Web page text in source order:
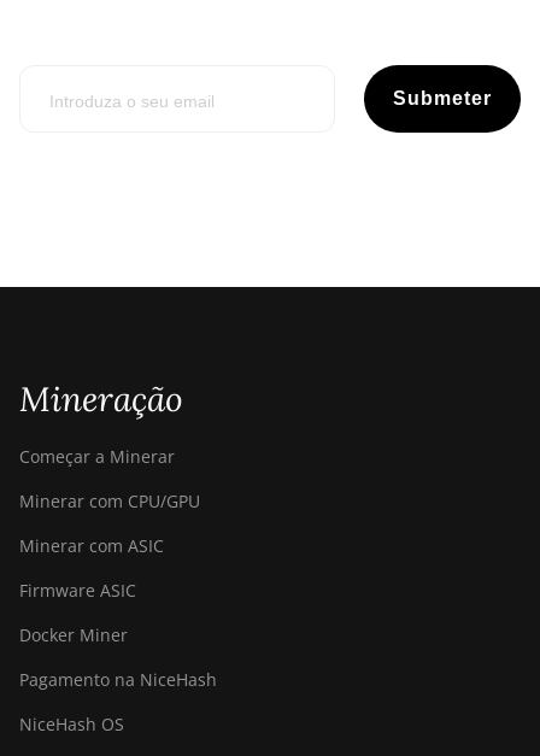
Submeter
Mineração
Começar a Minerar
Minerar com CPU/GPU
Minerar com ASIC
Firmware ASIC
Docker Miner
Pagamento na NiceHash
NiceHash OS